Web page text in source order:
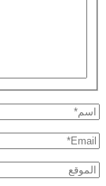
اسم*
Email*
الموقع